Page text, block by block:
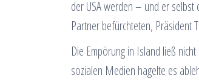
der USA werden – und er selbst
Partner befürchteten, Präsident
Die Empörung in Island ließ
sozialen Medien hagelte es